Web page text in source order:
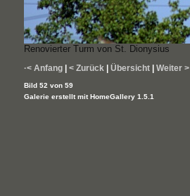
Renovierter Turm von St. Dionysius
·< Anfang < Zurück Übersicht Weiter >
Bild 52 von 59
Galerie erstellt mit HomeGallery 1.5.1